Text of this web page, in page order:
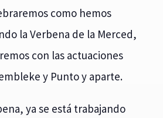
como hemos
la Verbena de la Merced,
con las actuaciones
y Punto y aparte.
ya se está trabajando